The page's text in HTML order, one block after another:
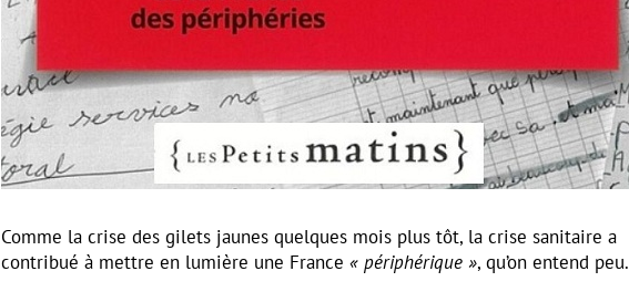
Comme la crise des gilets jaunes quelques mois plus tôt, la crise sanitaire a
contribué à mettre en lumière une France « périphérique », qu’on entend peu.